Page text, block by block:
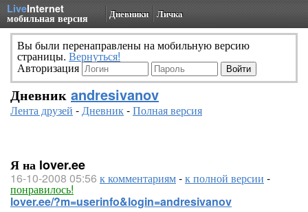
LiveInternet
мобильная версия Дневники Личка
Вы были перенаправлены на мобильную версию
страницы. Вернуться!
Авторизация
Дневник andresivanov
Лента друзей -Дневник-Полная версия
Я на lover.ee
16-10-2008 05:56 к комментариям-к полной версии -
понравилось!
lover.ee/?m=userinfo&login=andresivanov